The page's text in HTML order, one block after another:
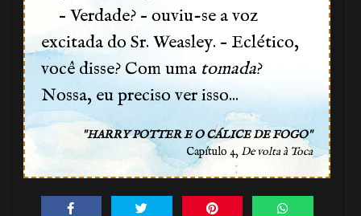
– Verdade? – ouviu-se a voz
excitada do Sr. Weasley. – Eclético,
você disse? Com uma tomada?
Nossa, eu preciso ver isso...
"HARRY POTTER E O CÁLICE DE FOGO"
Capítulo 4, De volta à Toca
🎂